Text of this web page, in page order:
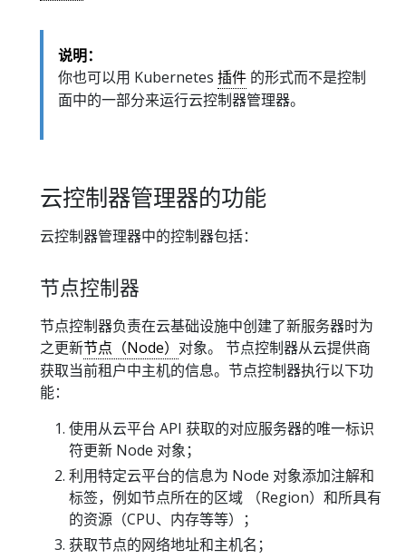
说明：
你也可以用 Kubernetes 插件 的形式而不是控制
面中的一部分来运行云控制器管理器。
云控制器管理器的功能
云控制器管理器中的控制器包括：
节点控制器
节点控制器负责在云基础设施中创建了新服务器时为
之更新节点（Node） 对象。 节点控制器从云提供商
获取当前租户中主机的信息。节点控制器执行以下功
能：
使用从云平台 API 获取的对应服务器的唯一标识
符更新 Node 对象；
利用特定云平台的信息为 Node 对象添加注解和
标签，例如节点所在的区域 （Region）和所具有
的资源（CPU、内存等等）；
获取节点的网络地址和主机名；